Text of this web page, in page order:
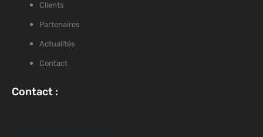
Clients
Partenaires
Actualités
Contact
Contact :